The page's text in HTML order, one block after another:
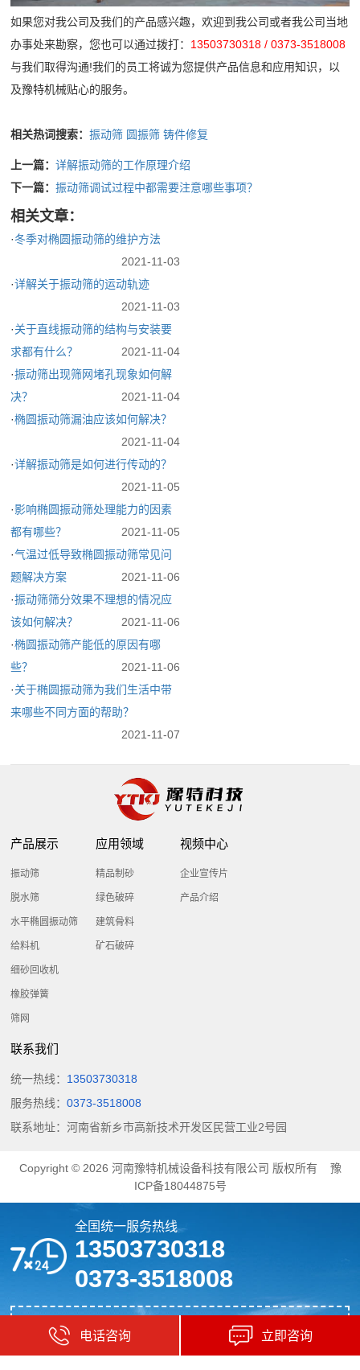
理
所
的
题
公
化
誉
系
我
如果您对我公司及我们的产品感兴趣，欢迎到我公司或者我公司当地
办事处来勘察，您也可以通过拨打： 13503730318 / 0373-3518008
与我们取得沟通!我们的员工将诚为您提供产品信息和应用知识，以
及豫特机械贴心的服务。
相关热词搜索：振动筛 圆振筛 铸件修复
上一篇：详解振动筛的工作原理介绍
下一篇：振动筛调试过程中都需要注意哪些事项？
相关文章：
·冬季对椭圆振动筛的维护方法
2021-11-03
·详解关于振动筛的运动轨迹
2021-11-03
·关于直线振动筛的结构与安装要
求都有什么？
2021-11-04
·振动筛出现筛网堵孔现象如何解
决？
2021-11-04
·椭圆振动筛漏油应该如何解决？
2021-11-04
·详解振动筛是如何进行传动的？
2021-11-05
·影响椭圆振动筛处理能力的因素
都有哪些？
2021-11-05
·气温过低导致椭圆振动筛常见问
题解决方案
2021-11-06
·振动筛筛分效果不理想的情况应
该如何解决？
2021-11-06
·椭圆振动筛产能低的原因有哪
些？
2021-11-06
·关于椭圆振动筛为我们生活中带
来哪些不同方面的帮助？
2021-11-07
产品展示
振动筛
脱水筛
水平椭圆振动筛
给料机
细砂回收机
橡胶弹簧
筛网
应用领域
精品制砂
绿色破碎
建筑骨料
矿石破碎
视频中心
企业宣传片
产品介绍
联系我们
统一热线： 13503730318
服务热线：0373-3518008
联系地址：河南省新乡市高新技术开发区民营工业2号园
Copyright © 2026 河南豫特机械设备科技有限公司 版权所有 豫
ICP备18044875号
全国统一服务热线
13503730318
0373-3518008
成套砂石设备解决方案专家
国内专业生圆振筛,水平筛,脱水筛,重型给料机厂家
电话咨询 立即咨询